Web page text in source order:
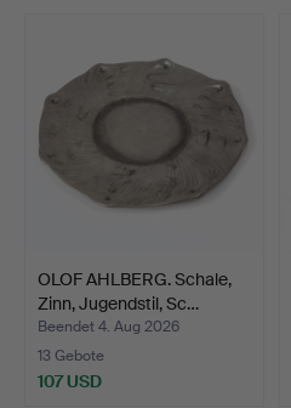
OLOF AHLBERG. Schale,
Zinn, Jugendstil, Sc…
Beendet 4. Aug 2026
13 Gebote
107 USD